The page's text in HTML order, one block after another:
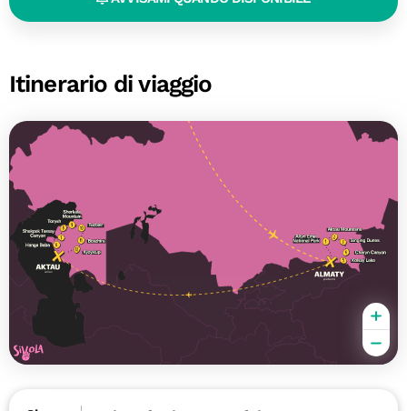
Itinerario di viaggio